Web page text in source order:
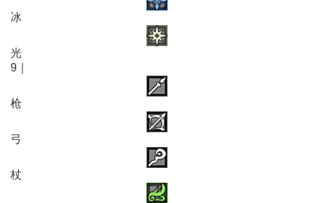
冰
光
9｜
枪
弓
杖